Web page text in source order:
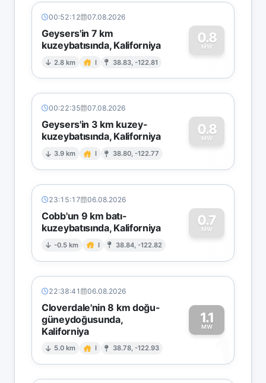
00:52:12 07.08.2026
Geysers'in 7 km
kuzeybatısında, Kaliforniya
2.8 km I 38.83, -122.81
0.8
MW
0
00:22:35 07.08.2026
Geysers'in 3 km kuzey-
kuzeybatısında, Kaliforniya
3.9 km I 38.80, -122.77
0.8
MW
0
23:15:17 06.08.2026
Cobb'un 9 km batı-
kuzeybatısında, Kaliforniya
-0.5 km I 38.84, -122.82
0.7
MW
0
22:38:41 06.08.2026
Cloverdale'nin 8 km doğu-
güneydoğusunda,
Kaliforniya
5.0 km I 38.78, -122.93
1.1
MW
1